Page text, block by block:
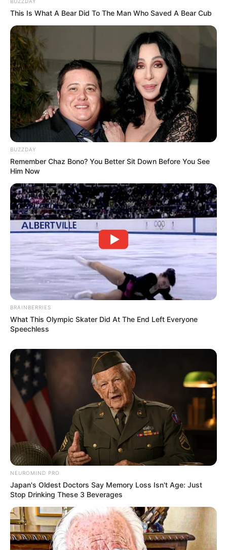
Facebook: –
Twitter: –
Instagram:
TikTok: –
YouTube:
@JamilosJourney
Tinggi, Berat & Penampilan Fisik
Tinggi: 178 cm
Berat: – kg
Golongan Darah: –
Warna Rambut: Hitam
Warna Mata: Hitam
Warna Kulit: –
Ukuran Tubuh: –
Ukuran Sepatu: –
Ukuran Baju: –
Pendidikan
Universitas Mercu Buana, Jurusan Ilmu Komunikasi
Keluarga
Ayah: H. Syaifuddin
Ibu: Haysatul Hasanah
Saudara Laki-laki: –
Saudara Perempuan: –
Anak: Dhofin Maula Jamil (Anak kandung), Jasmine Salsabila
Abeng (Anak Sambung), Abigail Cattleya Putri (Anak
Sambung)
Istri
Maya Attriani
Ia menikah dengan Maya Attriani, mantan atlet voli nasional pada
tahun 2006. Namun bercerai pada 3 Juli 2018. Keduanya
dikaruniai satu anak bernama Dhofin Maula Jamil.
BUZZDAY
This Is What A Bear Did To The Man Who Saved A Bear Cub
BUZZDAY
Remember Chaz Bono? You Better Sit Down Before You See
Him Now
BRAINBERRIES
What This Olympic Skater Did At The End Left Everyone
Speechless
NEUROMIND PRO
Japan's Oldest Doctors Say Memory Loss Isn't Age: Just
Stop Drinking These 3 Beverages